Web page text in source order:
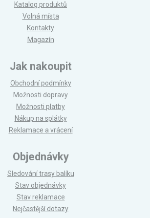
Katalog produktů
Volná místa
Kontakty
Magazín
Jak nakoupit
Obchodní podmínky
Možnosti dopravy
Možnosti platby
Nákup na splátky
Reklamace a vrácení
Objednávky
Sledování trasy balíku
Stav objednávky
Stav reklamace
Nejčastější dotazy